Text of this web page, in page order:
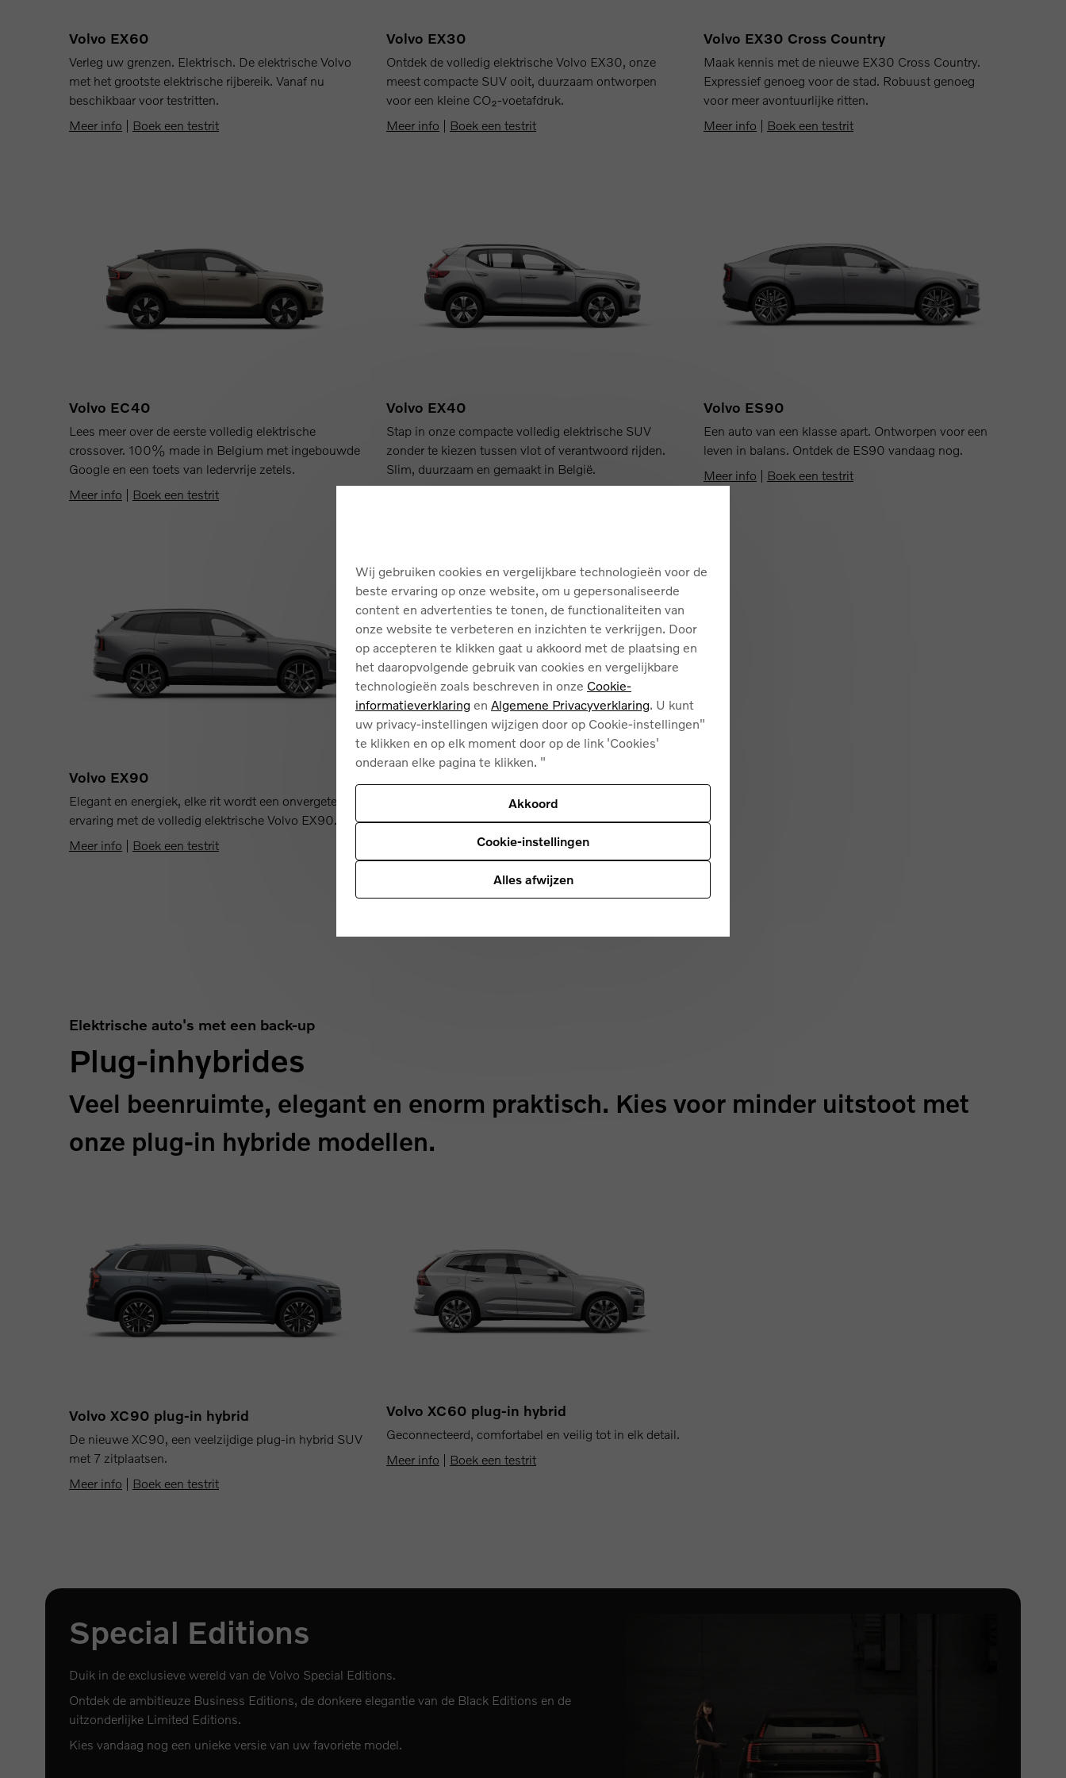
Volvo EX60
Verleg uw grenzen. Elektrisch. De elektrische Volvo
met het grootste elektrische rijbereik. Vanaf nu
beschikbaar voor testritten.
Meer info | Boek een testrit
Volvo EX30
Ontdek de volledig elektrische Volvo EX30, onze
meest compacte SUV ooit, duurzaam ontworpen
voor een kleine CO₂-voetafdruk.
Meer info | Boek een testrit
Volvo EX30 Cross Country
Maak kennis met de nieuwe EX30 Cross Country.
Expressief genoeg voor de stad. Robuust genoeg
voor meer avontuurlijke ritten.
Meer info | Boek een testrit
Volvo EC40
Lees meer over de eerste volledig elektrische
crossover. 100% made in Belgium met ingebouwde
Google en een toets van ledervrije zetels.
Meer info
Boek een testrit
Volvo EX40
Stap in onze compacte volledig elektrische SUV
zonder te kiezen tussen vlot of verantwoord rijden.
Slim, duurzaam en gemaakt in België.
Volvo ES90
Een auto van een klasse apart. Ontworpen voor een
leven in balans. Ontdek de ES90 vandaag nog.
Meer info
Boek een testrit
Volvo EX90
Elegant en energiek, elke rit wordt een onvergetelijke
ervaring met de volledig elektrische Volvo EX90.
Meer info | Boek een testrit
Elektrische auto's met een back-up
Plug-inhybrides
Veel beenruimte, elegant en enorm praktisch. Kies voor minder uitstoot met
onze plug-in hybride modellen.
Volvo XC90 plug-in hybrid
De nieuwe XC90, een veelzijdige plug-in hybrid SUV
met 7 zitplaatsen.
Meer info
Boek een testrit
Volvo XC60 plug-in hybrid
Geconnecteerd, comfortabel en veilig tot in elk detail.
Meer info
Boek een testrit
Special Editions
Duik in de exclusieve wereld van de Volvo Special Editions.
Ontdek de ambitieuze Business Editions, de donkere elegantie van de Black Editions en de
uitzonderlijke Limited Editions.
Kies vandaag nog een unieke versie van uw favoriete model.
Wij gebruiken cookies en vergelijkbare technologieën voor de
beste ervaring op onze website, om u gepersonaliseerde
content en advertenties te tonen, de functionaliteiten van
onze website te verbeteren en inzichten te verkrijgen. Door
op accepteren te klikken gaat u akkoord met de plaatsing en
het daaropvolgende gebruik van cookies en vergelijkbare
technologieën zoals beschreven in onze Cookie-
informatieverklaring en Algemene Privacyverklaring. U kunt
uw privacy-instellingen wijzigen door op Cookie-instellingen"
te klikken en op elk moment door op de link 'Cookies'
onderaan elke pagina te klikken. "
Akkoord
Cookie-instellingen
Alles afwijzen